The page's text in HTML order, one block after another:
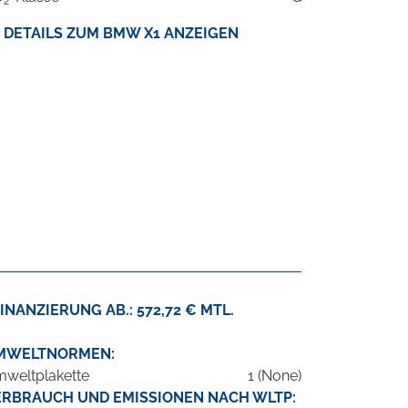
DETAILS ZUM BMW X1 ANZEIGEN
AB.: 572,72 € MTL.
1 (None)
UND EMISSIONEN NACH WLTP: